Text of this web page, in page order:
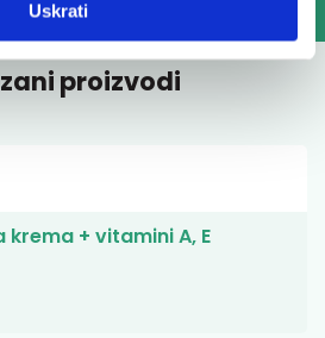
Uskrati
proizvodi
+ vitamini A, E